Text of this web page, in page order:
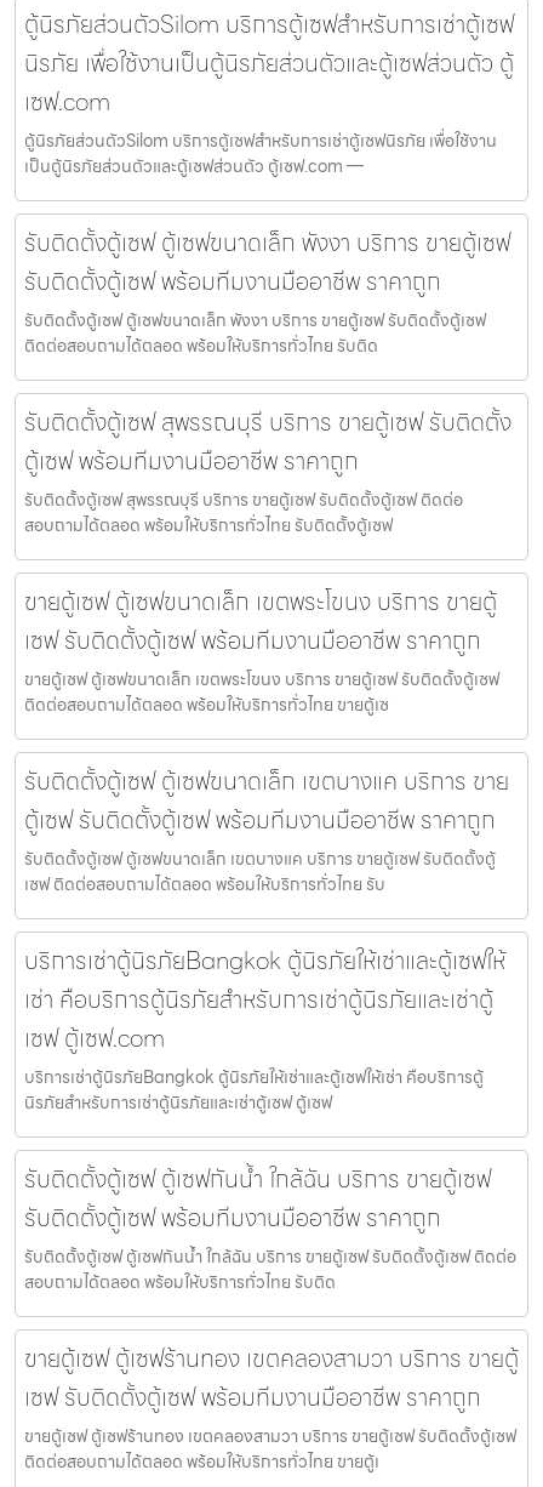
ตู้นิรภัยส่วนตัวSilom บริการตู้เซฟสำหรับการเช่าตู้เซฟ
นิรภัย เพื่อใช้งานเป็นตู้นิรภัยส่วนตัวและตู้เซฟส่วนตัว ตู้
เซฟ.com
ตู้นิรภัยส่วนตัวSilom บริการตู้เซฟสำหรับการเช่าตู้เซฟนิรภัย เพื่อใช้งาน
เป็นตู้นิรภัยส่วนตัวและตู้เซฟส่วนตัว ตู้เซฟ.com —
รับติดตั้งตู้เซฟ ตู้เซฟขนาดเล็ก พังงา บริการ ขายตู้เซฟ
รับติดตั้งตู้เซฟ พร้อมทีมงานมืออาชีพ ราคาถูก
รับติดตั้งตู้เซฟ ตู้เซฟขนาดเล็ก พังงา บริการ ขายตู้เซฟ รับติดตั้งตู้เซฟ
ติดต่อสอบถามได้ตลอด พร้อมให้บริการทั่วไทย รับติด
รับติดตั้งตู้เซฟ สุพรรณบุรี บริการ ขายตู้เซฟ รับติดตั้ง
ตู้เซฟ พร้อมทีมงานมืออาชีพ ราคาถูก
รับติดตั้งตู้เซฟ สุพรรณบุรี บริการ ขายตู้เซฟ รับติดตั้งตู้เซฟ ติดต่อ
สอบถามได้ตลอด พร้อมให้บริการทั่วไทย รับติดตั้งตู้เซฟ
ขายตู้เซฟ ตู้เซฟขนาดเล็ก เขตพระโขนง บริการ ขายตู้
เซฟ รับติดตั้งตู้เซฟ พร้อมทีมงานมืออาชีพ ราคาถูก
ขายตู้เซฟ ตู้เซฟขนาดเล็ก เขตพระโขนง บริการ ขายตู้เซฟ รับติดตั้งตู้เซฟ
ติดต่อสอบถามได้ตลอด พร้อมให้บริการทั่วไทย ขายตู้เซ
รับติดตั้งตู้เซฟ ตู้เซฟขนาดเล็ก เขตบางแค บริการ ขาย
ตู้เซฟ รับติดตั้งตู้เซฟ พร้อมทีมงานมืออาชีพ ราคาถูก
รับติดตั้งตู้เซฟ ตู้เซฟขนาดเล็ก เขตบางแค บริการ ขายตู้เซฟ รับติดตั้งตู้
เซฟ ติดต่อสอบถามได้ตลอด พร้อมให้บริการทั่วไทย รับ
บริการเช่าตู้นิรภัยBangkok ตู้นิรภัยให้เช่าและตู้เซฟให้
เช่า คือบริการตู้นิรภัยสำหรับการเช่าตู้นิรภัยและเช่าตู้
เซฟ ตู้เซฟ.com
บริการเช่าตู้นิรภัยBangkok ตู้นิรภัยให้เช่าและตู้เซฟให้เช่า คือบริการตู้
นิรภัยสำหรับการเช่าตู้นิรภัยและเช่าตู้เซฟ ตู้เซฟ
รับติดตั้งตู้เซฟ ตู้เซฟกันน้ำ ใกล้ฉัน บริการ ขายตู้เซฟ
รับติดตั้งตู้เซฟ พร้อมทีมงานมืออาชีพ ราคาถูก
รับติดตั้งตู้เซฟ ตู้เซฟกันน้ำ ใกล้ฉัน บริการ ขายตู้เซฟ รับติดตั้งตู้เซฟ ติดต่อ
สอบถามได้ตลอด พร้อมให้บริการทั่วไทย รับติด
ขายตู้เซฟ ตู้เซฟร้านทอง เขตคลองสามวา บริการ ขายตู้
เซฟ รับติดตั้งตู้เซฟ พร้อมทีมงานมืออาชีพ ราคาถูก
ขายตู้เซฟ ตู้เซฟร้านทอง เขตคลองสามวา บริการ ขายตู้เซฟ รับติดตั้งตู้เซฟ
ติดต่อสอบถามได้ตลอด พร้อมให้บริการทั่วไทย ขายตู้เ